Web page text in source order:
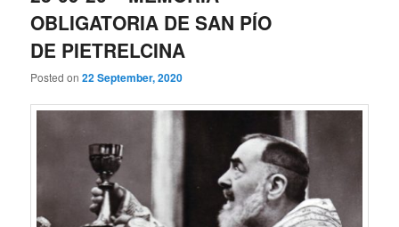
OBLIGATORIA DE SAN PÍO
DE PIETRELCINA
Posted on22 September, 2020